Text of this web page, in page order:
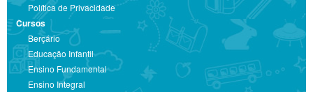
Política de Privacidade
Cursos
Berçário
Educação Infantil
Ensino Fundamental
Ensino Integral